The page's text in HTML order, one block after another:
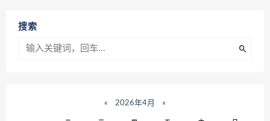
搜索
« 2026年4月 »